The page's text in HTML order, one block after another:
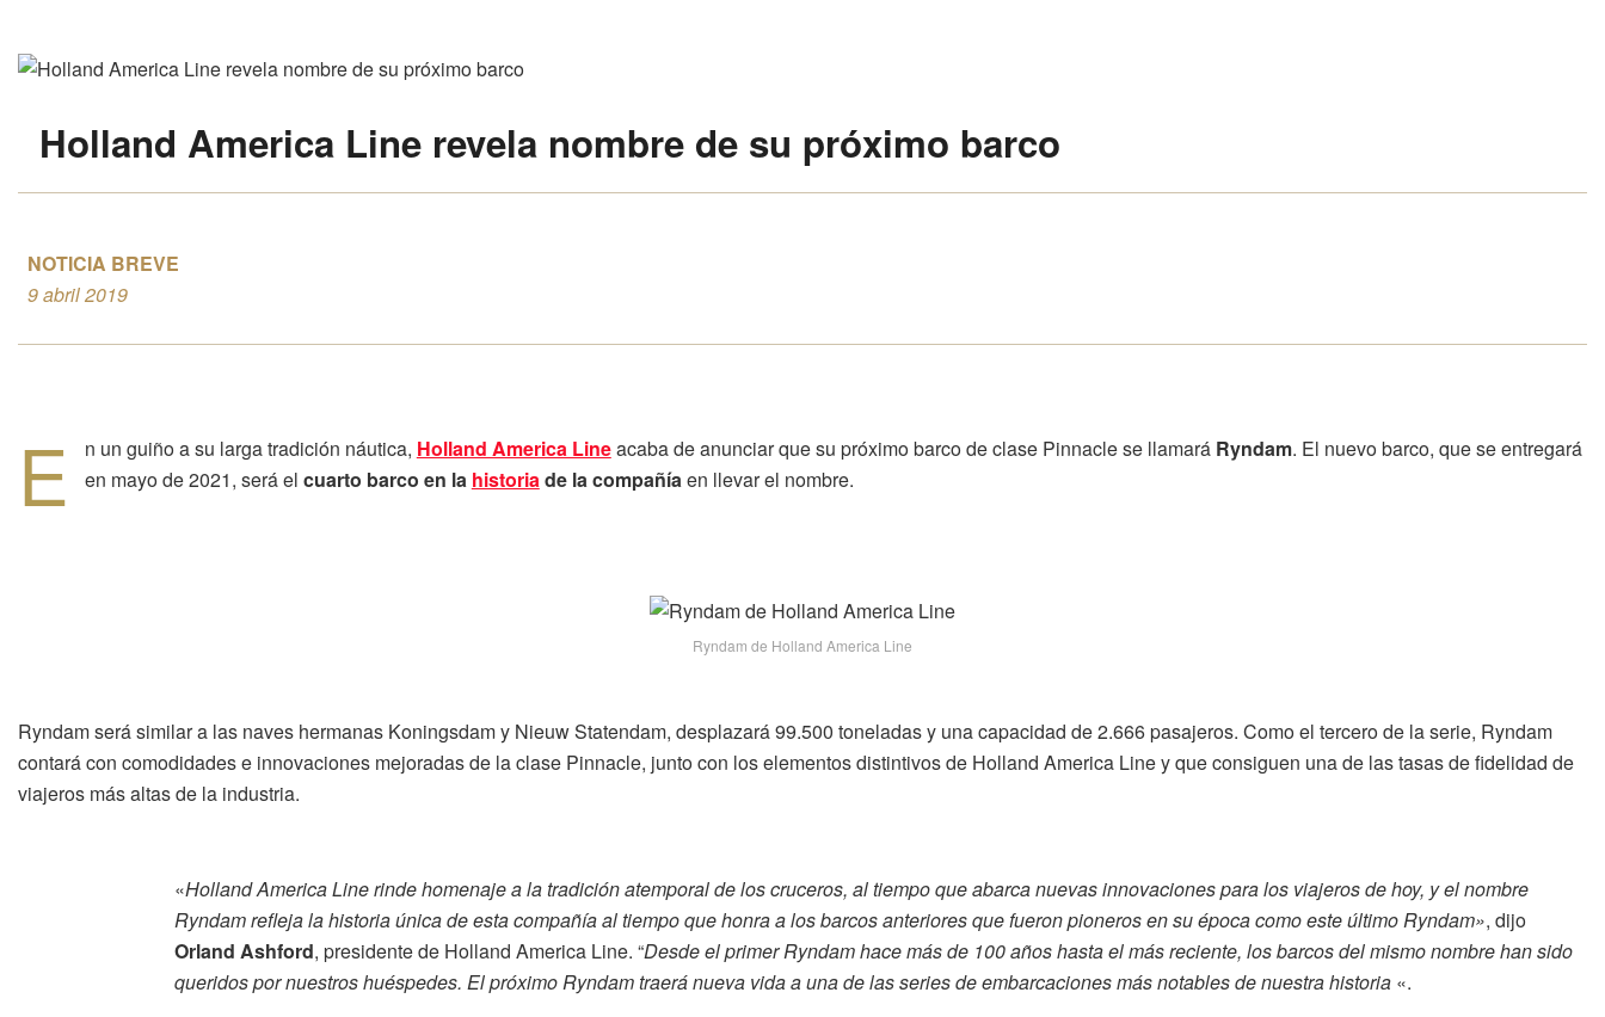
Holland America Line revela nombre de su próximo barco
NOTICIA BREVE
9 abril 2019
E n un guiño a su larga tradición náutica, Holland America Lineacaba de anunciar que su próximo barco de clase Pinnacle se llamará Ryndam. El nuevo barco, que se entregará
en mayo de 2021, será el cuarto barco en la historiade la compañíaen llevar el nombre.
Ryndam de Holland America Line
Ryndam será similar a las naves hermanas Koningsdam y Nieuw Statendam, desplazará 99.500 toneladas y una capacidad de 2.666 pasajeros. Como el tercero de la serie, Ryndam
contará con comodidades e innovaciones mejoradas de la clase Pinnacle, junto con los elementos distintivos de Holland America Line y que consiguen una de las tasas de fidelidad de
viajeros más altas de la industria.
«Holland America Line rinde homenaje a la tradición atemporal de los cruceros, al tiempo que abarca nuevas innovaciones para los viajeros de hoy, y el nombre
Ryndam refleja la historia única de esta compañía al tiempo que honra a los barcos anteriores que fueron pioneros en su época como este último Ryndam», dijo
Orland Ashford, presidente de Holland America Line. “Desde el primer Ryndam hace más de 100 años hasta el más reciente, los barcos del mismo nombre han sido
queridos por nuestros huéspedes. El próximo Ryndam traerá nueva vida a una de las series de embarcaciones más notables de nuestra historia «.